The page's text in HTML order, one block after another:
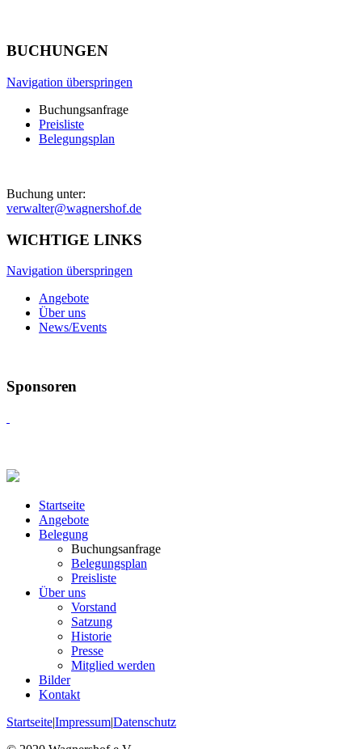
BUCHUNGEN
Navigation überspringen
Buchungsanfrage
Preisliste
Belegungsplan
Buchung unter:
verwalter@wagnershof.de
WICHTIGE LINKS
Navigation überspringen
Angebote
Über uns
News/Events
Sponsoren
Startseite
Angebote
Belegung
Buchungsanfrage
Belegungsplan
Preisliste
Über uns
Vorstand
Satzung
Historie
Presse
Mitglied werden
Bilder
Kontakt
Startseite|Impressum|Datenschutz